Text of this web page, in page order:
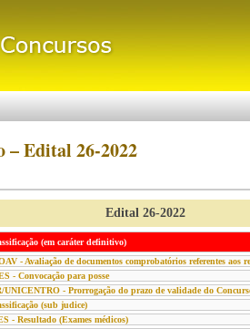
– Edital 26-2022
Edital 26-2022
(em caráter definitivo)
- Avaliação de documentos comprobatórios referentes aos
- Convocação para posse
UNICENTRO - Prorrogação do prazo de validade do
(sub judice)
- Resultado (Exames médicos)